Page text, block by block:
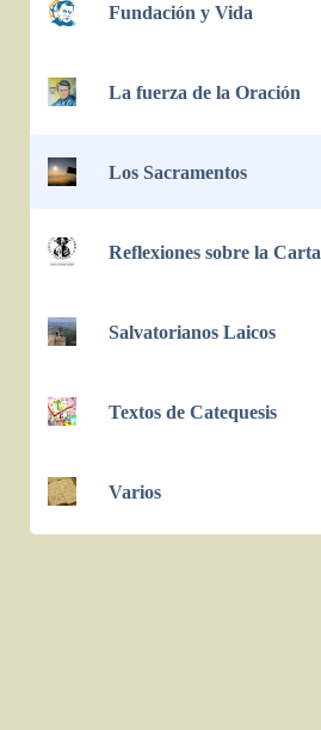
Fundación y Vida
La fuerza de la Oración
Los Sacramentos
Reflexiones sobre la
Salvatorianos Laicos
Textos de Catequesis
Varios